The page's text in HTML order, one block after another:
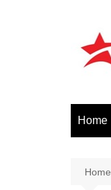
Home
Home